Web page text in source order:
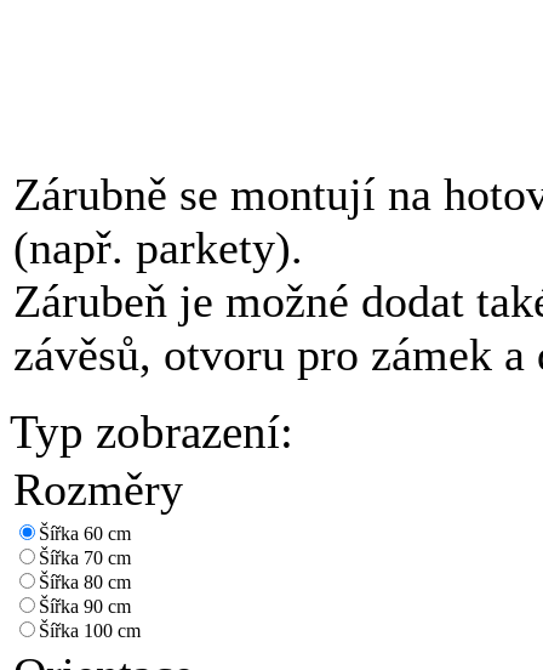
Zárubně se montují na
(např. parkety).
Zárubeň je možné dodat
závěsů, otvoru pro zámek
Typ zobrazení:
Rozměry
Šířka 60 cm
Šířka 70 cm
Šířka 80 cm
Šířka 90 cm
Šířka 100 cm